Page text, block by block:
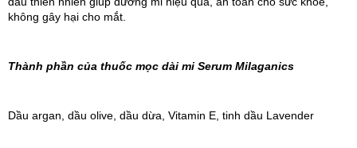
không gây hại cho mắt.
Thành phần của thuốc mọc dài mi Serum Milaganics
Dầu argan, dầu olive, dầu dừa, Vitamin E, tinh dầu Lavender